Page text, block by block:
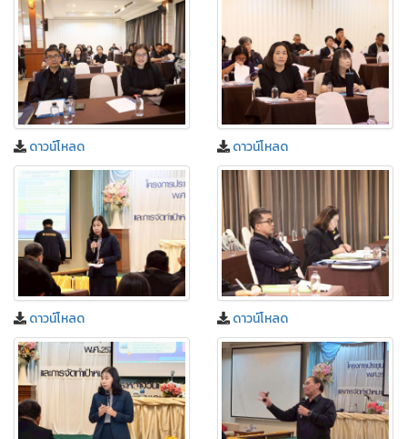
ดาวน์โหลด ดาวน์โหลด
ดาวน์โหลด ดาวน์โหลด